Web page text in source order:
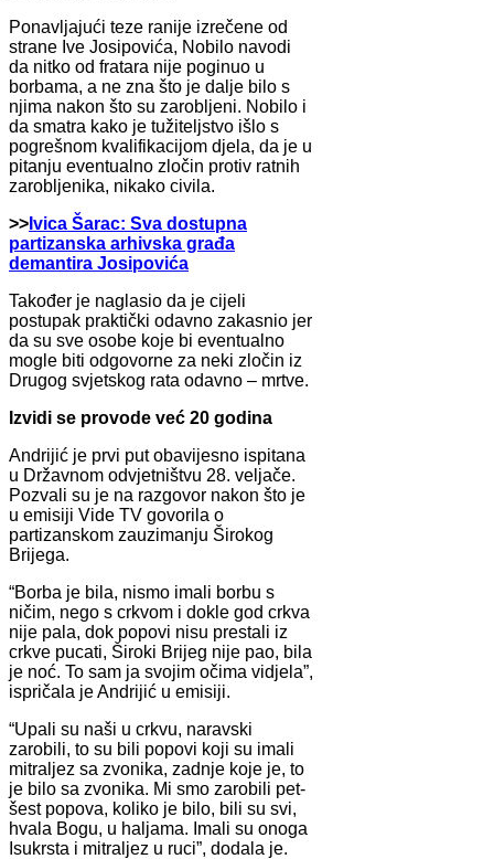
Ponavljajući teze ranije izrečene od
strane Ive Josipovića, Nobilo navodi
da nitko od fratara nije poginuo u
borbama, a ne zna što je dalje bilo s
njima nakon što su zarobljeni. Nobilo i
da smatra kako je tužiteljstvo išlo s
pogrešnom kvalifikacijom djela, da je u
pitanju eventualno zločin protiv ratnih
zarobljenika, nikako civila.
>> Ivica Šarac: Sva dostupna
partizanska arhivska građa
demantira Josipovića
Također je naglasio da je cijeli
postupak praktički odavno zakasnio jer
da su sve osobe koje bi eventualno
mogle biti odgovorne za neki zločin iz
Drugog svjetskog rata odavno – mrtve.
Izvidi se provode već 20 godina
Andrijić je prvi put obavijesno ispitana
u Državnom odvjetništvu 28. veljače.
Pozvali su je na razgovor nakon što je
u emisiji Vide TV govorila o
partizanskom zauzimanju Širokog
Brijega.
“Borba je bila, nismo imali borbu s
ničim, nego s crkvom i dokle god crkva
nije pala, dok popovi nisu prestali iz
crkve pucati, Široki Brijeg nije pao, bila
je noć. To sam ja svojim očima vidjela”,
ispričala je Andrijić u emisiji.
“Upali su naši u crkvu, naravski
zarobili, to su bili popovi koji su imali
mitraljez sa zvonika, zadnje koje je, to
je bilo sa zvonika. Mi smo zarobili pet-
šest popova, koliko je bilo, bili su svi,
hvala Bogu, u haljama. Imali su onoga
Isukrsta i mitraljez u ruci”, dodala je.